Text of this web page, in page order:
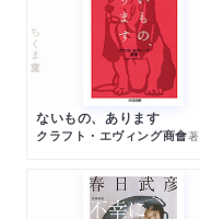
ちくま文庫
ないもの、あります
クラフト・エヴィング商會著